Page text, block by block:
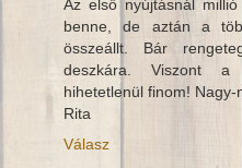
Az első nyújtásnál
benne, de aztán a
összeállt. Bár
deszkára. Viszont a
hihetetlenül finom!
Rita
Válasz